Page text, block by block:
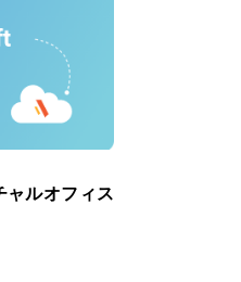
ルオフィス